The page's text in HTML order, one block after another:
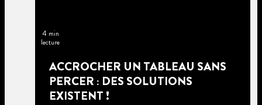
4 min
lecture
ACCROCHER UN TABLEAU SANS
PERCER : DES SOLUTIONS
EXISTENT !